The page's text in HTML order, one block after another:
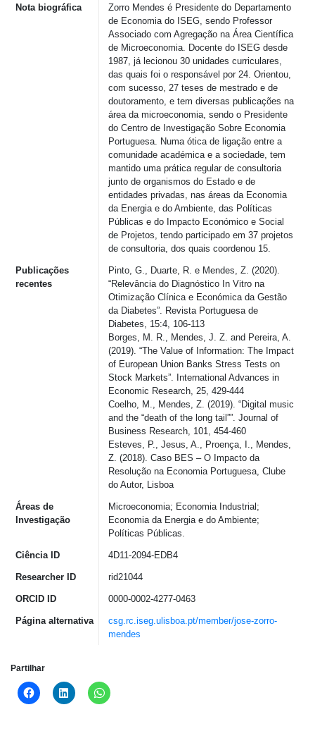
Nota biográfica
Zorro Mendes é Presidente do Departamento
de Economia do ISEG, sendo Professor
Associado com Agregação na Área Científica
de Microeconomia. Docente do ISEG desde
1987, já lecionou 30 unidades curriculares,
das quais foi o responsável por 24. Orientou,
com sucesso, 27 teses de mestrado e de
doutoramento, e tem diversas publicações na
área da microeconomia, sendo o Presidente
do Centro de Investigação Sobre Economia
Portuguesa. Numa ótica de ligação entre a
comunidade académica e a sociedade, tem
mantido uma prática regular de consultoria
junto de organismos do Estado e de
entidades privadas, nas áreas da Economia
da Energia e do Ambiente, das Políticas
Públicas e do Impacto Económico e Social
de Projetos, tendo participado em 37 projetos
de consultoria, dos quais coordenou 15.
Publicações
recentes
Pinto, G., Duarte, R. e Mendes, Z. (2020).
“Relevância do Diagnóstico In Vitro na
Otimização Clínica e Económica da Gestão
da Diabetes”. Revista Portuguesa de
Diabetes, 15:4, 106-113
Borges, M. R., Mendes, J. Z. and Pereira, A.
(2019). “The Value of Information: The Impact
of European Union Banks Stress Tests on
Stock Markets”. International Advances in
Economic Research, 25, 429-444
Coelho, M., Mendes, Z. (2019). “Digital music
and the “death of the long tail””. Journal of
Business Research, 101, 454-460
Esteves, P., Jesus, A., Proença, I., Mendes,
Z. (2018). Caso BES – O Impacto da
Resolução na Economia Portuguesa, Clube
do Autor, Lisboa
Áreas de
Investigação
Microeconomia; Economia Industrial;
Economia da Energia e do Ambiente;
Políticas Públicas.
Ciência ID 4D11-2094-EDB4
Researcher ID rid21044
ORCID ID 0000-0002-4277-0463
Página alternativa
csg.rc.iseg.ulisboa.pt/member/jose-zorro-
mendes
Partilhar
Click
to
Click
to
Click
to